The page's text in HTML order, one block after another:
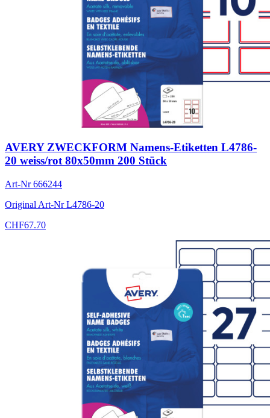
AVERY ZWECKFORM Namens-Etiketten L4786-
20 weiss/rot 80x50mm 200 Stück
Art-Nr666244
Original Art-NrL4786-20
CHF67.70